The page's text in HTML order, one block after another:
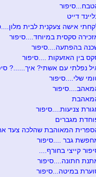
דייט
אישה צעקנית לבית
סקסית במיוחד....סיפור
בהפתעה....סיפור
בין האזעקות ....סיפור
נפלתי עם אשתי? איך......?
שלי....סיפור
צניעות....סיפור
מגברים
המאוהבת שהלכה צעד
גבר ....סיפור
קייצי בחורף....
חתונה....סיפור
במיטה...סיפור